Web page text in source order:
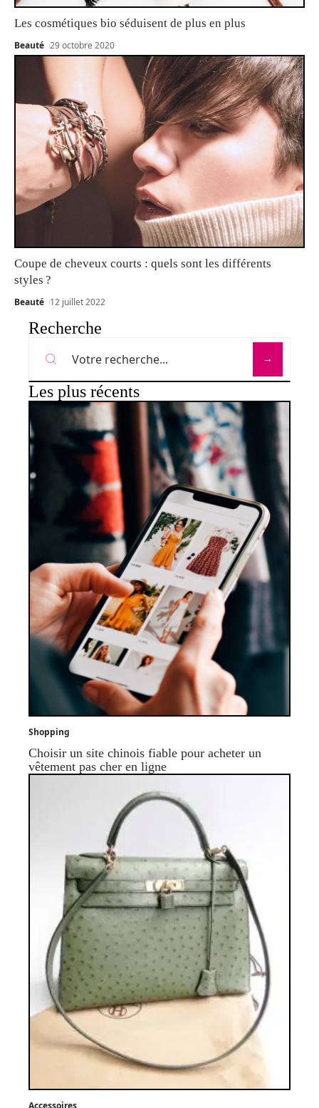
Les cosmétiques bio séduisent de plus en plus
Beauté 29 octobre 2020
Coupe de cheveux courts : quels sont les différents
styles ?
Beauté 12 juillet 2022
Recherche
Les plus récents
Shopping
Choisir un site chinois fiable pour acheter un
vêtement pas cher en ligne
Accessoires